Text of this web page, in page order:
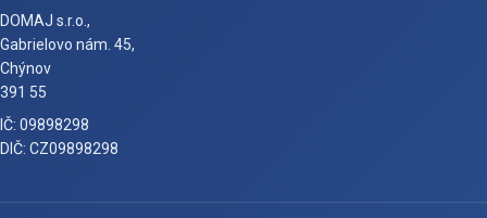
DOMAJ s.r.o.,
Gabrielovo nám. 45,
Chýnov
391 55
IČ: 09898298
DIČ: CZ09898298